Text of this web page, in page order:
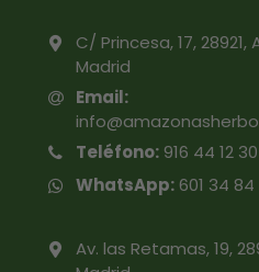
C/ Princesa, 17, 28921,
Madrid
Email:
Teléfono: 916 44 12 30
WhatsApp: 601 34 84
Av. las Retamas, 19,